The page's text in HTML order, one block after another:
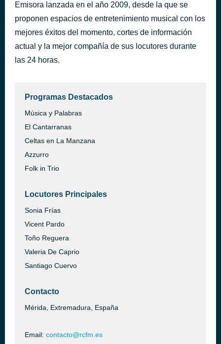
Emisora lanzada en el año 2009, desde la que se
proponen espacios de entretenimiento musical con los
mejores éxitos del momento, cortes de información
actual y la mejor compañía de sus locutores durante
las 24 horas.
Programas Destacados
Música y Palabras
El Cantarranas
Celtas en La Manzana
Azzurro
Folk in Trio
Locutores Principales
Sonia Frías
Vicent Pardo
Toño Reguera
Valeria De Caprio
Santiago Cuervo
Contacto
Mérida, Extremadura, España
Email: contacto@rcfm.es